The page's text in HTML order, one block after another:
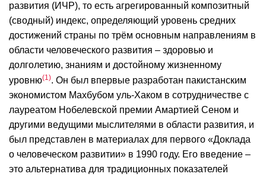
развития (ИЧР), то есть агрегированный композитный
(сводный) индекс, определяющий уровень средних
достижений страны по трём основным направлениям в
области человеческого развития – здоровью и
долголетию, знаниям и достойному жизненному
уровню 1
. Он был впервые разработан пакистанским
экономистом Махбубом уль-Хаком в сотрудничестве с
лауреатом Нобелевской премии Амартией Сеном и
другими ведущими мыслителями в области развития, и
был представлен в материалах для первого «Доклада
о человеческом развитии» в 1990 году. Его введение –
это альтернатива для традиционных показателей